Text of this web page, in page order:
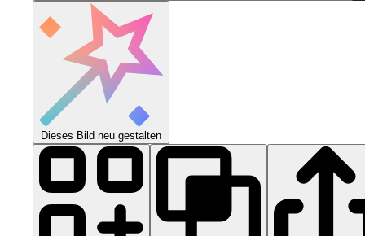
Dieses Bild neu gestalten